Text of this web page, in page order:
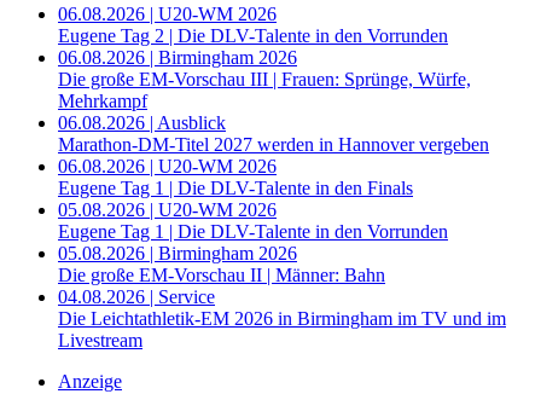
06.08.2026 | U20-WM 2026
Eugene Tag 2 | Die DLV-Talente in den Vorrunden
06.08.2026 | Birmingham 2026
Die große EM-Vorschau III | Frauen: Sprünge, Würfe,
Mehrkampf
06.08.2026 | Ausblick
Marathon-DM-Titel 2027 werden in Hannover vergeben
06.08.2026 | U20-WM 2026
Eugene Tag 1 | Die DLV-Talente in den Finals
05.08.2026 | U20-WM 2026
Eugene Tag 1 | Die DLV-Talente in den Vorrunden
05.08.2026 | Birmingham 2026
Die große EM-Vorschau II | Männer: Bahn
04.08.2026 | Service
Die Leichtathletik-EM 2026 in Birmingham im TV und im
Livestream
Anzeige